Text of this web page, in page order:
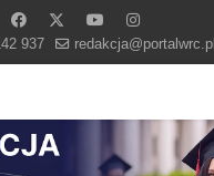
937 redakcja@portalwrc.pl